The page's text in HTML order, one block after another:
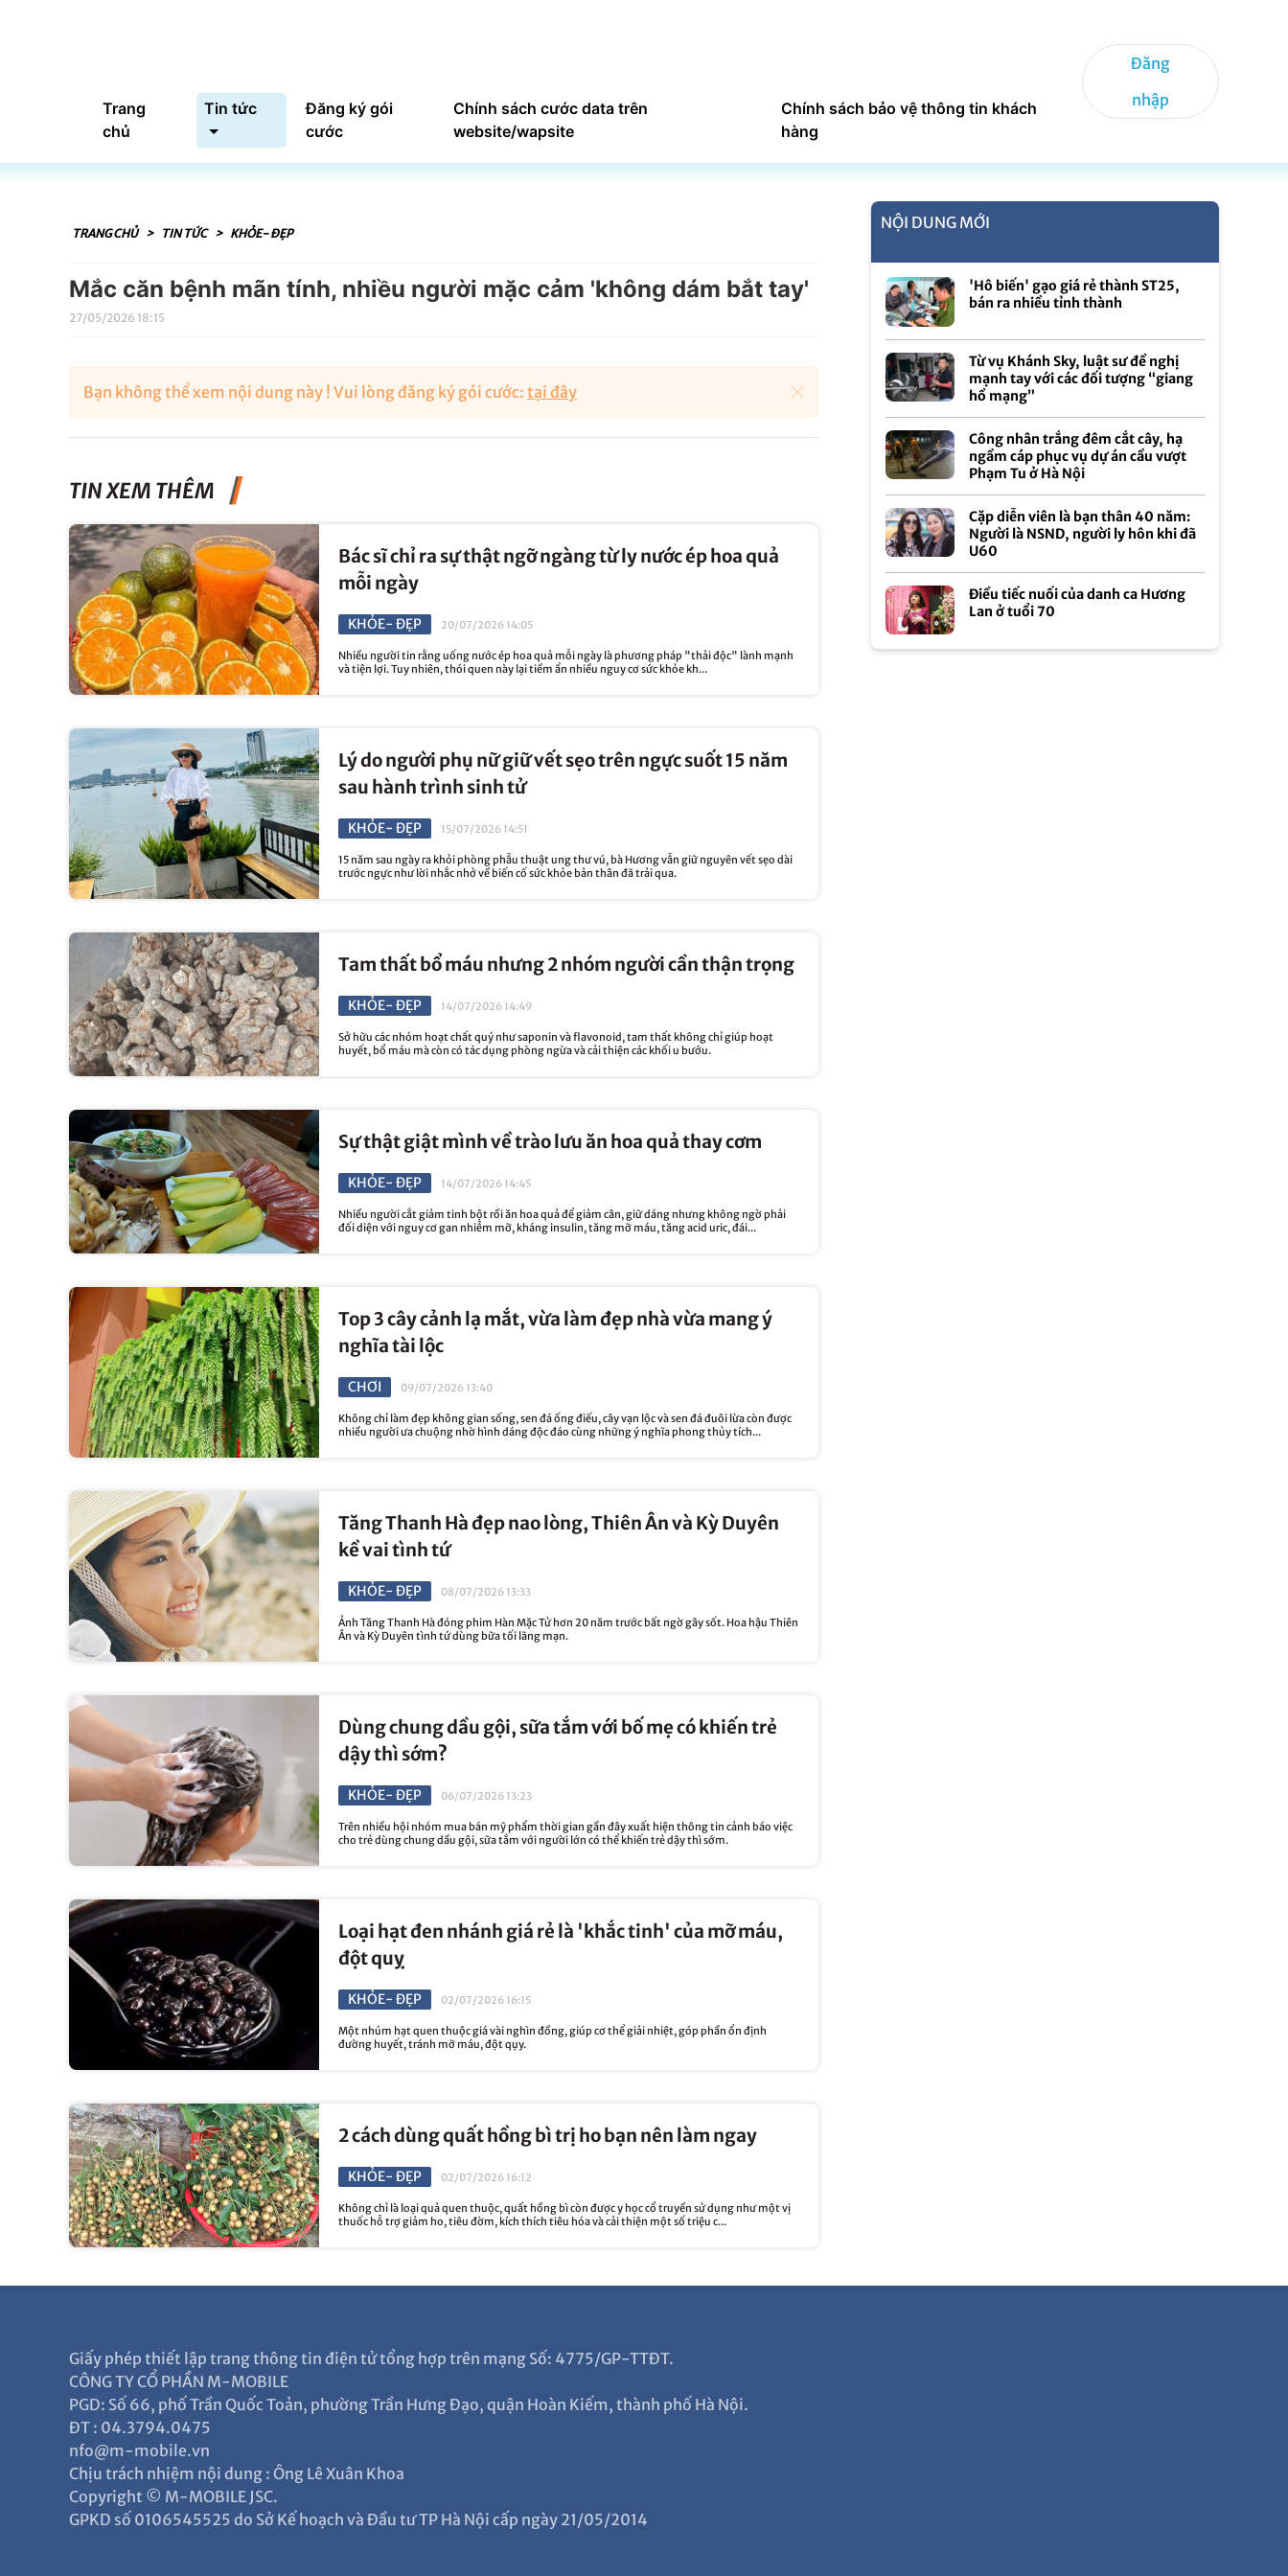
Trang
chủ
Tin tức
Đăng ký gói
cước
Chính sách cước data trên
website/wapsite
Chính sách bảo vệ thông tin khách
hàng
Đăng
nhập
TRANG CHỦ > TIN TỨC > KHỎE- ĐẸP
Mắc căn bệnh mãn tính, nhiều người mặc cảm 'không dám bắt tay'
27/05/2026 18:15
Bạn không thể xem nội dung này ! Vui lòng đăng ký gói cước: tại đây
TIN XEM THÊM
Bác sĩ chỉ ra sự thật ngỡ ngàng từ ly nước ép hoa quả
mỗi ngày
KHỎE- ĐẸP 20/07/2026 14:05
Nhiều người tin rằng uống nước ép hoa quả mỗi ngày là phương pháp "thải độc" lành mạnh
và tiện lợi. Tuy nhiên, thói quen này lại tiềm ẩn nhiều nguy cơ sức khỏe kh...
Lý do người phụ nữ giữ vết sẹo trên ngực suốt 15 năm
sau hành trình sinh tử
KHỎE- ĐẸP 15/07/2026 14:51
15 năm sau ngày ra khỏi phòng phẫu thuật ung thư vú, bà Hương vẫn giữ nguyên vết sẹo dài
trước ngực như lời nhắc nhở về biến cố sức khỏe bản thân đã trải qua.
Tam thất bổ máu nhưng 2 nhóm người cần thận trọng
KHỎE- ĐẸP 14/07/2026 14:49
Sở hữu các nhóm hoạt chất quý như saponin và flavonoid, tam thất không chỉ giúp hoạt
huyết, bổ máu mà còn có tác dụng phòng ngừa và cải thiện các khối u bướu.
Sự thật giật mình về trào lưu ăn hoa quả thay cơm
KHỎE- ĐẸP 14/07/2026 14:45
Nhiều người cắt giảm tinh bột rồi ăn hoa quả để giảm cân, giữ dáng nhưng không ngờ phải
đối diện với nguy cơ gan nhiễm mỡ, kháng insulin, tăng mỡ máu, tăng acid uric, đái...
Top 3 cây cảnh lạ mắt, vừa làm đẹp nhà vừa mang ý
nghĩa tài lộc
CHƠI 09/07/2026 13:40
Không chỉ làm đẹp không gian sống, sen đá ống điếu, cây vạn lộc và sen đá đuôi lừa còn được
nhiều người ưa chuộng nhờ hình dáng độc đáo cùng những ý nghĩa phong thủy tích...
Tăng Thanh Hà đẹp nao lòng, Thiên Ân và Kỳ Duyên
kề vai tình tứ
KHỎE- ĐẸP 08/07/2026 13:33
Ảnh Tăng Thanh Hà đóng phim Hàn Mặc Tử hơn 20 năm trước bất ngờ gây sốt. Hoa hậu Thiên
Ân và Kỳ Duyên tình tứ dùng bữa tối lãng mạn.
Dùng chung dầu gội, sữa tắm với bố mẹ có khiến trẻ
dậy thì sớm?
KHỎE- ĐẸP 06/07/2026 13:23
Trên nhiều hội nhóm mua bán mỹ phẩm thời gian gần đây xuất hiện thông tin cảnh báo việc
cho trẻ dùng chung dầu gội, sữa tắm với người lớn có thể khiến trẻ dậy thì sớm.
Loại hạt đen nhánh giá rẻ là 'khắc tinh' của mỡ máu,
đột quỵ
KHỎE- ĐẸP 02/07/2026 16:15
Một nhúm hạt quen thuộc giá vài nghìn đồng, giúp cơ thể giải nhiệt, góp phần ổn định
đường huyết, tránh mỡ máu, đột qụy.
2 cách dùng quất hồng bì trị ho bạn nên làm ngay
KHỎE- ĐẸP 02/07/2026 16:12
Không chỉ là loại quả quen thuộc, quất hồng bì còn được y học cổ truyền sử dụng như một vị
thuốc hỗ trợ giảm ho, tiêu đờm, kích thích tiêu hóa và cải thiện một số triệu c...
NỘI DUNG MỚI
'Hô biến' gạo giá rẻ thành ST25,
bán ra nhiều tỉnh thành
Từ vụ Khánh Sky, luật sư đề nghị
mạnh tay với các đối tượng “giang
hồ mạng”
Công nhân trắng đêm cắt cây, hạ
ngầm cáp phục vụ dự án cầu vượt
Phạm Tu ở Hà Nội
Cặp diễn viên là bạn thân 40 năm:
Người là NSND, người ly hôn khi đã
U60
Điều tiếc nuối của danh ca Hương
Lan ở tuổi 70
Giấy phép thiết lập trang thông tin điện tử tổng hợp trên mạng Số: 4775/GP-TTĐT.
CÔNG TY CỔ PHẦN M-MOBILE
PGD: Số 66, phố Trần Quốc Toản, phường Trần Hưng Đạo, quận Hoàn Kiếm, thành phố Hà Nội.
ĐT : 04.3794.0475
nfo@m-mobile.vn
Chịu trách nhiệm nội dung : Ông Lê Xuân Khoa
Copyright © M-MOBILE JSC.
GPKD số 0106545525 do Sở Kế hoạch và Đầu tư TP Hà Nội cấp ngày 21/05/2014